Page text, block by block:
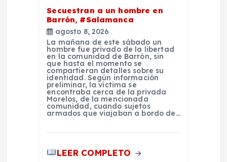
Secuestran a un hombre en
Barrón, #Salamanca
agosto 8, 2026
La mañana de este sábado un
hombre fue privado de la libertad
en la comunidad de Barrón, sin
que hasta el momento se
compartieran detalles sobre su
identidad. Según información
preliminar, la víctima se
encontraba cerca de la privada
Morelos, de la mencionada
comunidad, cuando sujetos
armados que viajaban a bordo de…
LEER COMPLETO